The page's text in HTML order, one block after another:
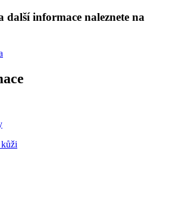
informace naleznete na